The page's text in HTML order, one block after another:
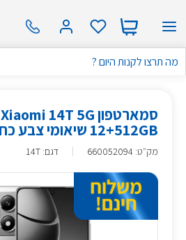
סמארטפון Xiaomi 14T 5G
12+512GB שיאומי צבע כחול
מק״ט:
660052094 דגם: 14T